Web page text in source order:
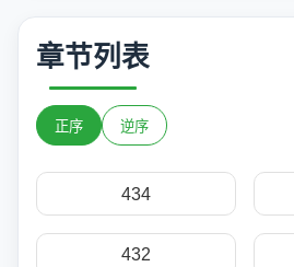
章节列表
正序 逆序
434
432